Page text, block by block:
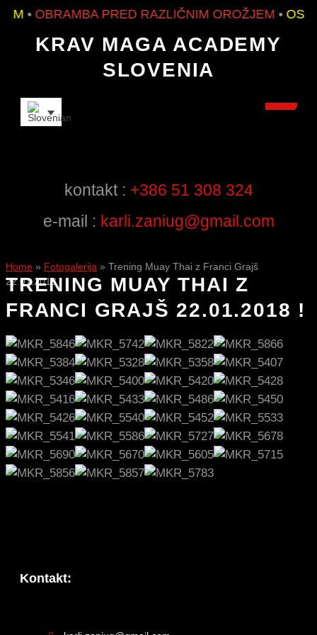
• OBRAMBA PRED RAZLIČNIM OROŽJEM•
KRAV MAGA ACADEMY
SLOVENIA
kontakt : +386 51 308 324
e-mail : karli.zaniug@gmail.com
Home » Fotogalerija » Trening Muay Thai z Franci Grajš
22.01.2018 !
TRENING MUAY THAI Z
FRANCI GRAJŠ 22.01.2018 !
Kontakt: